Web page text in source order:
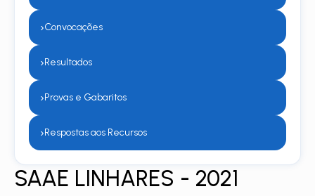
SAAE LINHARES - 2021
›Convocações
›Resultados
›Provas e Gabaritos
›Respostas aos Recursos